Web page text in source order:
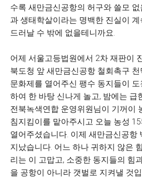
수록 새만금신공항의 허구와 쓸모
과 생태학살이라는 명백한 진실이
드러날 수 밖에 없을테니까요.
어제 서울고등법원에서 2차 재판이
북도청 앞 새만금신공항 철회촉구
문화제를 열어주신 팽수 동지들이
하여 한 바탕 신나게 놀고, 밤에는 급
전북녹색연합 운영위원님이 기꺼이
침지킴이를 맡아주시고 오늘 농성
열어주셨습니다. 이제 새만금신공항
지났습니다. 어느 하나 귀하지 않은
리는 이 고맙고, 소중한 동지들의 힘
을 공항이 아니라 갯벌로 지켜낼 것